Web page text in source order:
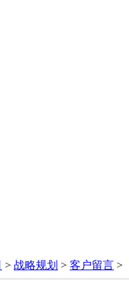
> 战略规划 > 客户留言 >